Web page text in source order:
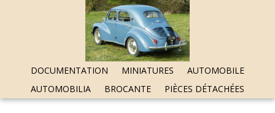
DOCUMENTATION MINIATURES
AUTOMOBILE
AUTOMOBILIA
BROCANTE PIÈCES DÉTACHÉES